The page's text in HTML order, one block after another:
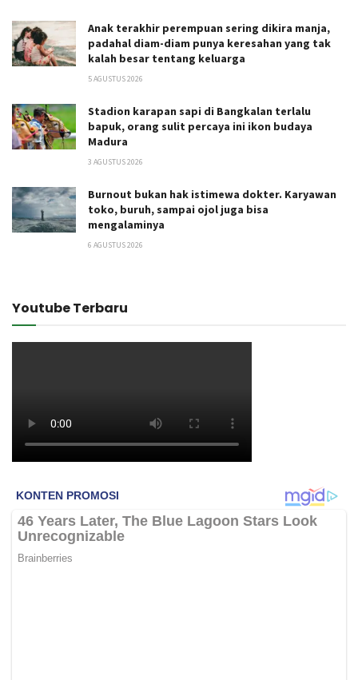
Anak terakhir perempuan sering dikira manja,
padahal diam-diam punya keresahan yang tak
kalah besar tentang keluarga
5 AGUSTUS 2026
Stadion karapan sapi di Bangkalan terlalu
bapuk, orang sulit percaya ini ikon budaya
Madura
3 AGUSTUS 2026
Burnout bukan hak istimewa dokter. Karyawan
toko, buruh, sampai ojol juga bisa
mengalaminya
6 AGUSTUS 2026
Youtube Terbaru